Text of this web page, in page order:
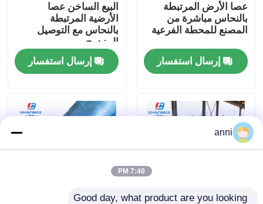
جولة في المعمل
ضبط الجودة
أخبار
طلب اقتباس
عصا الأرض المرتبطة
بالنحاس مباشرة من
المصنع للمحطة الفرعية
إرسال استفسار
البيع الساخن عصا
الأرضية المرتبطة
بالنحاس مع التوصيل
المزدوج
إرسال استفسار
anni
7:40 PM
Good day, what product are you looking